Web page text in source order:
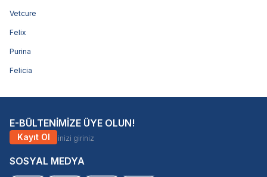
Vetcure
Felix
Purina
Felicia
E-BÜLTENİMİZE ÜYE OLUN!
Kayıt Ol
SOSYAL MEDYA